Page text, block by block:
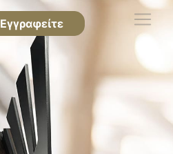
Εγγραφείτε